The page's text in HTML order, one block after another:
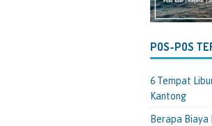
POS-POS
6 Tempat
Kantong
Berapa Biaya